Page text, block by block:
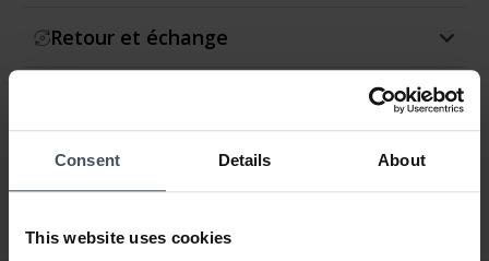
Consent Details About
This website uses cookies
Retour et échange